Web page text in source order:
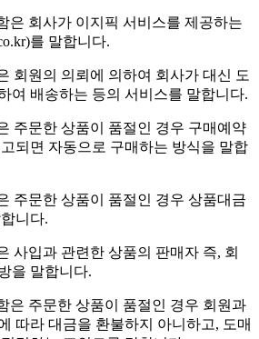
은 회사가 이지픽 서비스를 제공하는
를 말합니다.
회원의 의뢰에 의하여 회사가 대신 도
여 배송하는 등의 서비스를 말합니다.
주문한 상품이 품절인 경우 구매예약
되면 자동으로 구매하는 방식을 말합
주문한 상품이 품절인 경우 상품대금
니다.
사입과 관련한 상품의 판매자 즉, 회
을 말합니다.
은 주문한 상품이 품절인 경우 회원과
따라 대금을 환불하지 아니하고, 도매